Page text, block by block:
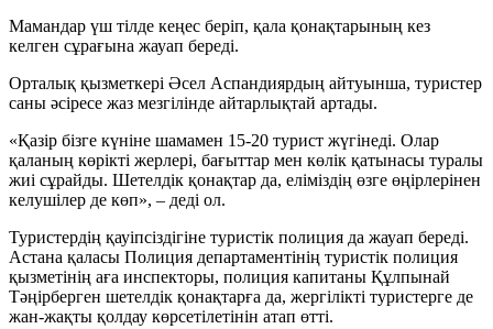
Мамандар үш тілде кеңес беріп, қала қонақтарының кез
келген сұрағына жауап береді.
Орталық қызметкері Әсел Аспандиярдың айтуынша, туристер
саны әсіресе жаз мезгілінде айтарлықтай артады.
«Қазір бізге күніне шамамен 15-20 турист жүгінеді. Олар
қаланың көрікті жерлері, бағыттар мен көлік қатынасы туралы
жиі сұрайды. Шетелдік қонақтар да, еліміздің өзге өңірлерінен
келушілер де көп», – деді ол.
Туристердің қауіпсіздігіне туристік полиция да жауап береді.
Астана қаласы Полиция департаментінің туристік полиция
қызметінің аға инспекторы, полиция капитаны Құлпынай
Тәңірберген шетелдік қонақтарға да, жергілікті туристерге де
жан-жақты қолдау көрсетілетінін атап өтті.